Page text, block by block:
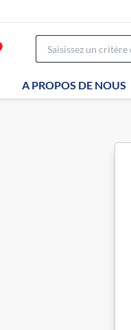
A PROPOS DE NOUS